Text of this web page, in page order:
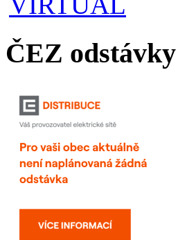
ČEZ odstávky